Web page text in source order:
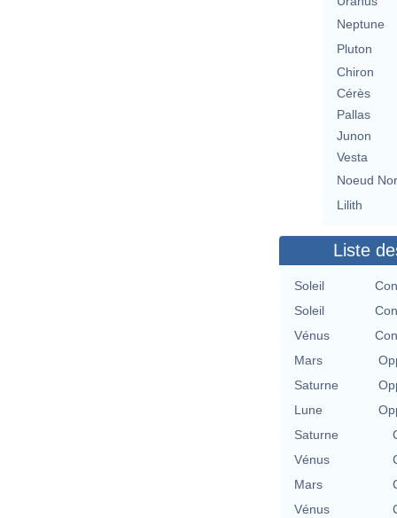
Neptune
Pluton
Chiron
Cérès
Pallas
Junon
Vesta
Noeud
Lilith
Liste
Soleil
Soleil
Vénus
Mars
Saturne
Lune
Saturne
Vénus
Mars
Vénus